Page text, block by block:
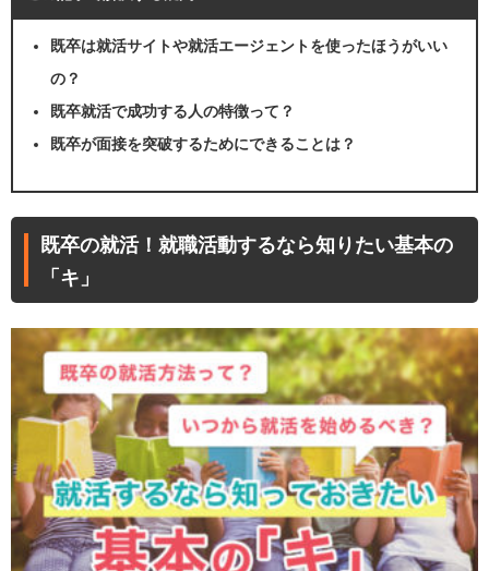
既卒は就活サイトや就活エージェントを使ったほうがいい
の？
既卒就活で成功する人の特徴って？
既卒が面接を突破するためにできることは？
既卒の就活！就職活動するなら知りたい基本の
「キ」